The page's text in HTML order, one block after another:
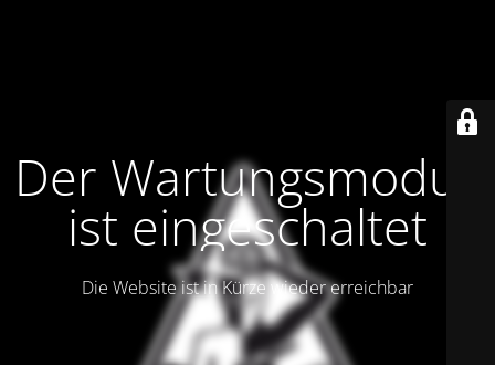
Der Wartungsmodus
ist eingeschaltet
Die Website ist in Kürze wieder erreichbar